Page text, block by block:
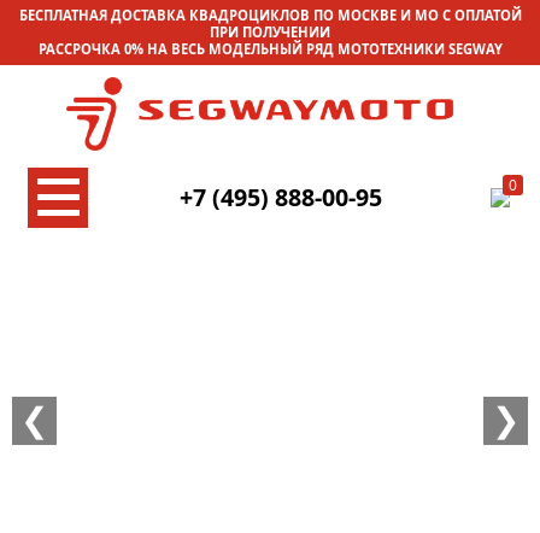
БЕСПЛАТНАЯ ДОСТАВКА КВАДРОЦИКЛОВ ПО МОСКВЕ И МО С ОПЛАТОЙ
ПРИ ПОЛУЧЕНИИ
РАССРОЧКА 0% НА ВЕСЬ МОДЕЛЬНЫЙ РЯД МОТОТЕХНИКИ SEGWAY
+7 (495) 888-00-95 0
❮ ❯